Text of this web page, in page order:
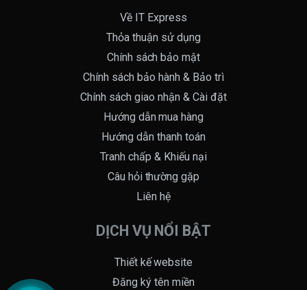
Về IT Express
Thỏa thuận sử dụng
Chính sách bảo mật
Chính sách bảo hành & Bảo trì
Chính sách giao nhận & Cài đặt
Hướng dẫn mua hàng
Hướng dẫn thanh toán
Tranh chấp & Khiếu nại
Câu hỏi thường gặp
Liên hệ
DỊCH VỤ NỔI BẬT
Thiết kế website
Đăng ký tên miền